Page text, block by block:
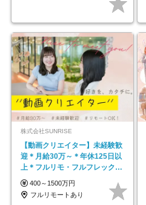
株式会社SUNRISE
【動画クリエイター】未経験歓
迎＊月給30万～＊年休125日以
上＊フルリモ・フルフレックス
◆10名の採用が決定◆
400～1500万円
フルリモートあり